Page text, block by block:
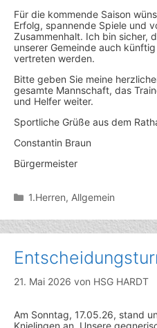
Für die kommende Saison
Erfolg, spannende Spiele und
Zusammenhalt. Ich bin sicher,
unserer Gemeinde auch
vertreten werden.
Bitte geben Sie meine
gesamte Mannschaft, das
und Helfer weiter.
Sportliche Grüße aus dem
Constantin Braun
Bürgermeister
Kategorien
1.Herren, Allgemein
21. Mai 2026 von HSG HARDT
Am Sonntag, 17.05.26, stand
Knielingen an. Unsere